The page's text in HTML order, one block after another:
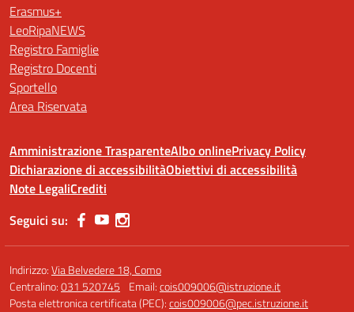
Erasmus+
LeoRipaNEWS
Registro Famiglie
Registro Docenti
Sportello
Area Riservata
Amministrazione TrasparenteAlbo onlinePrivacy Policy
Dichiarazione di accessibilitàObiettivi di accessibilità
Note LegaliCrediti
Seguici su:
Indirizzo:Via Belvedere 18, Como
Centralino:031 520745 Email:cois009006@istruzione.it
Posta elettronica certificata (PEC):cois009006@pec.istruzione.it